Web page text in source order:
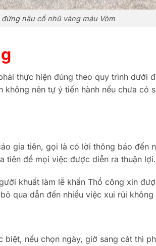
nâu cổ nhũ vàng máu Vòm
thực hiện đúng theo quy trình dưới
nên tự ý tiến hành nếu chưa có
gia tiên, gọi là có lời thông báo đến
tiên để mọi việc được diễn ra thuận lợi.
khuất làm lễ khấn Thổ công xin
qua dẫn đến nhiều việc xui rủi không
nếu chọn ngày, giờ sang cát thì